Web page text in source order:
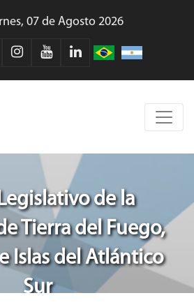
07 de Agosto 2026
de la
Tierra del Fuego,
Islas del Atlántico
Sur